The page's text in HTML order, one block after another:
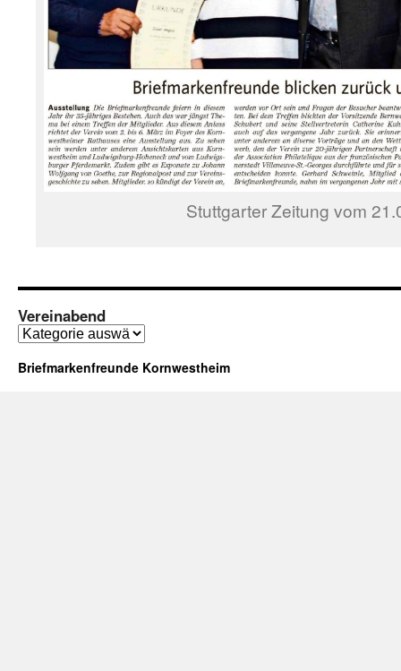
Stuttgarter Zeitung vom
Vereinabend
Vereinabend
Briefmarkenfreunde Kornwestheim